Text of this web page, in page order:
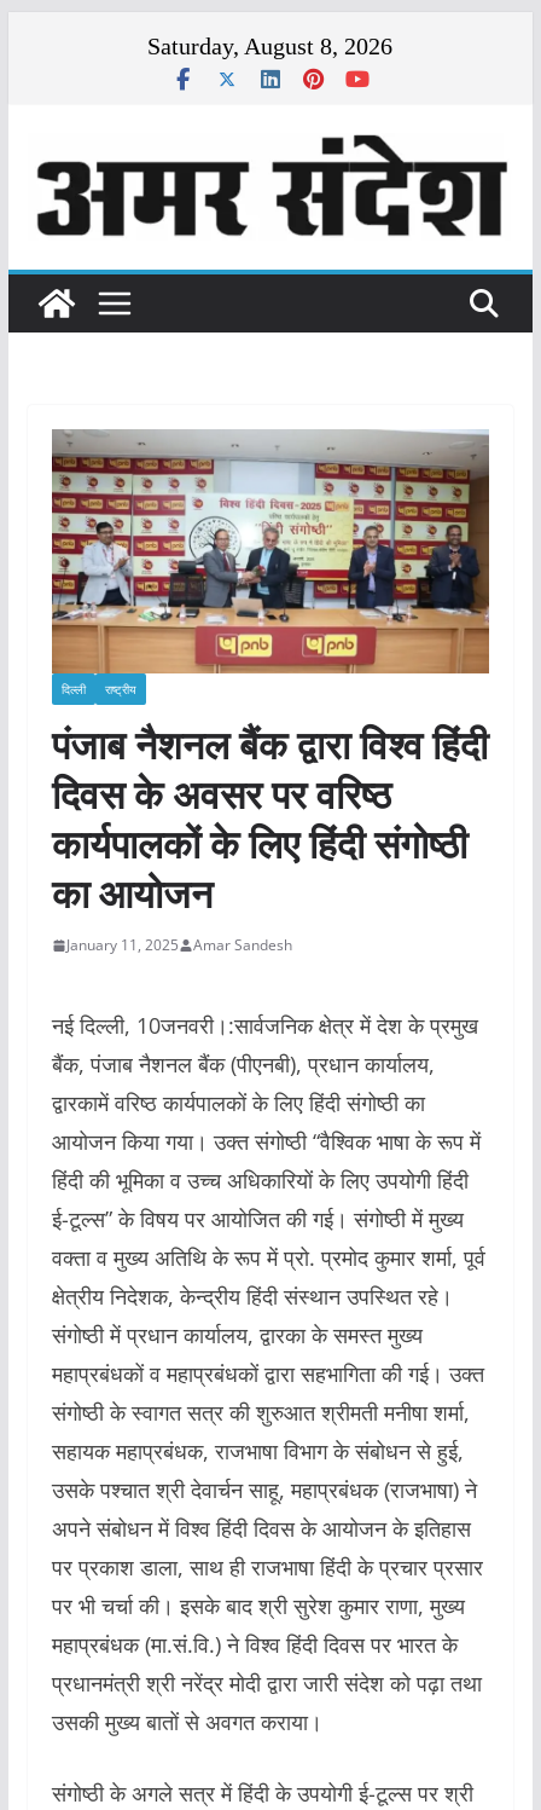
Saturday, August 8, 2026
दिल्ली राष्ट्रीय
पंजाब नैशनल बैंक द्वारा विश्व हिंदी
दिवस के अवसर पर वरिष्ठ
कार्यपालकों के लिए हिंदी संगोष्ठी
का आयोजन
January 11, 2025 Amar Sandesh
नई दिल्ली, 10जनवरी।:सार्वजनिक क्षेत्र में देश के प्रमुख
बैंक, पंजाब नैशनल बैंक (पीएनबी), प्रधान कार्यालय,
द्वारकामें वरिष्ठ कार्यपालकों के लिए हिंदी संगोष्ठी का
आयोजन किया गया। उक्त संगोष्ठी “वैश्विक भाषा के रूप में
हिंदी की भूमिका व उच्च अधिकारियों के लिए उपयोगी हिंदी
ई-टूल्स” के विषय पर आयोजित की गई। संगोष्ठी में मुख्य
वक्ता व मुख्य अतिथि के रूप में प्रो. प्रमोद कुमार शर्मा, पूर्व
क्षेत्रीय निदेशक, केन्द्रीय हिंदी संस्थान उपस्थित रहे।
संगोष्ठी में प्रधान कार्यालय, द्वारका के समस्त मुख्य
महाप्रबंधकों व महाप्रबंधकों द्वारा सहभागिता की गई। उक्त
संगोष्ठी के स्वागत सत्र की शुरुआत श्रीमती मनीषा शर्मा,
सहायक महाप्रबंधक, राजभाषा विभाग के संबोधन से हुई,
उसके पश्चात श्री देवार्चन साहू, महाप्रबंधक (राजभाषा) ने
अपने संबोधन में विश्व हिंदी दिवस के आयोजन के इतिहास
पर प्रकाश डाला, साथ ही राजभाषा हिंदी के प्रचार प्रसार
पर भी चर्चा की। इसके बाद श्री सुरेश कुमार राणा, मुख्य
महाप्रबंधक (मा.सं.वि.) ने विश्व हिंदी दिवस पर भारत के
प्रधानमंत्री श्री नरेंद्र मोदी द्वारा जारी संदेश को पढ़ा तथा
उसकी मुख्य बातों से अवगत कराया।
संगोष्ठी के अगले सत्र में हिंदी के उपयोगी ई-टूल्स पर श्री